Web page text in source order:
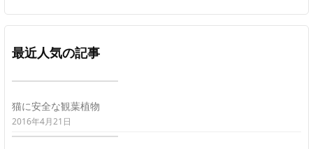
最近人気の記事
猫に安全な観葉植物
2016年4月21日